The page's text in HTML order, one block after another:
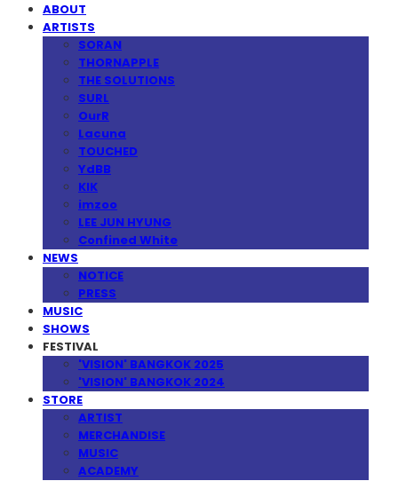
ABOUT
ARTISTS
SORAN
THORNAPPLE
THE SOLUTIONS
SURL
OurR
Lacuna
TOUCHED
YdBB
KIK
imzoo
LEE JUN HYUNG
Confined White
NEWS
NOTICE
PRESS
MUSIC
SHOWS
FESTIVAL
'VISION' BANGKOK 2025
'VISION' BANGKOK 2024
STORE
ARTIST
MERCHANDISE
MUSIC
ACADEMY